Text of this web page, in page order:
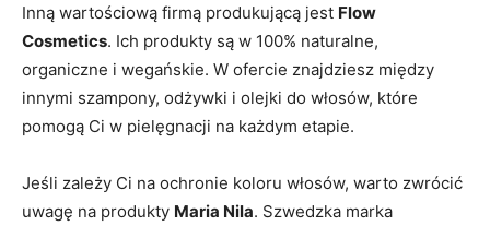
Inną wartościową firmą ⁢produkującą jest Flow⁤
Cosmetics.⁤ Ich produkty są w 100% naturalne,
organiczne i wegańskie. W ofercie znajdziesz między
innymi szampony, odżywki i olejki do ​włosów, które
pomogą Ci w pielęgnacji na każdym etapie.
Jeśli zależy⁣ Ci ⁤na‍ ochronie koloru włosów, warto zwrócić⁢
uwagę na produkty Maria Nila. Szwedzka‍ marka ​